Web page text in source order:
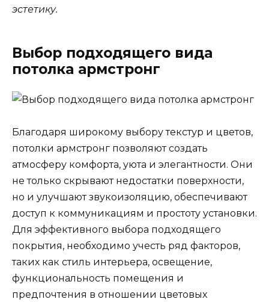
эстетику.
Выбор подходящего вида
потолка армстронг
Благодаря широкому выбору текстур и цветов,
потолки армстронг позволяют создать
атмосферу комфорта, уюта и элегантности. Они
не только скрывают недостатки поверхности,
но и улучшают звукоизоляцию, обеспечивают
доступ к коммуникациям и простоту установки.
Для эффективного выбора подходящего
покрытия, необходимо учесть ряд факторов,
таких как стиль интерьера, освещение,
функциональность помещения и
предпочтения в отношении цветовых